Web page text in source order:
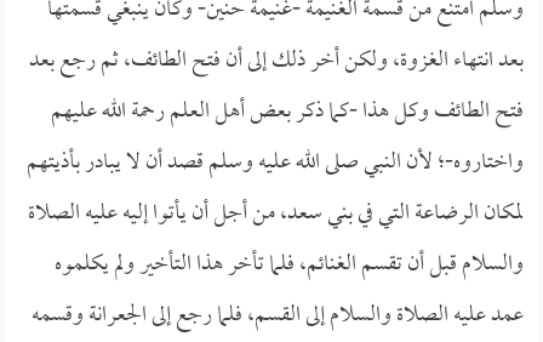
وسلم امتنع من قسمة الغنيمة -غنيمة حنين- وكان ينبغي قسمتها
بعد انتهاء الغزوة، ولكن أخر ذلك إلى أن فتح الطائف، ثم رجع بعد
فتح الطائف وكل هذا -كما ذكر بعض أهل العلم رحمة الله عليهم
واختاروه-؛ لأن النبي صلى الله عليه وسلم قصد أن لا يبادر بأذيتهم
لمكان الرضاعة التي في بني سعد، من أجل أن يأتوا إليه عليه الصلاة
والسلام قبل أن تقسم الغنائم، فلما تأخر هذا التأخير ولم يكلموه
عمد عليه الصلاة والسلام إلى القسم، فلما رجع إلى الجعرانة وقسمه